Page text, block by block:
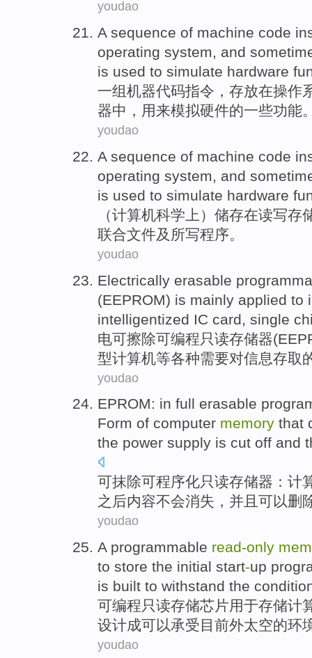
youdao
A sequence of machine code
operating system, and
is used to simulate hardware
一组机器代码指令 ， 存放在操作
器中 ， 用来模拟硬件的一些功能
youdao
A sequence of machine code
operating system, and
is used to simulate hardware
（计算机科学上） 储存在读写存
联合文件及 所写程序。
youdao
Electrically erasable
(EEPROM) is mainly applied to
intelligentized IC card , single
电可擦除可编程 只读存储器(
型计算机等各种需要对信息存取
youdao
EPROM: in full erasable
Form of computer memory that
the power supply is cut off and
可抹除可程序化只读存储器 ： 计
之后内容不会消失 ， 并且 可以删
youdao
A programmable read-only
to store the initial start-up
is built to withstand the
可编程只读存储芯片用于存储计
设计成可以承受目前外太空的环
youdao